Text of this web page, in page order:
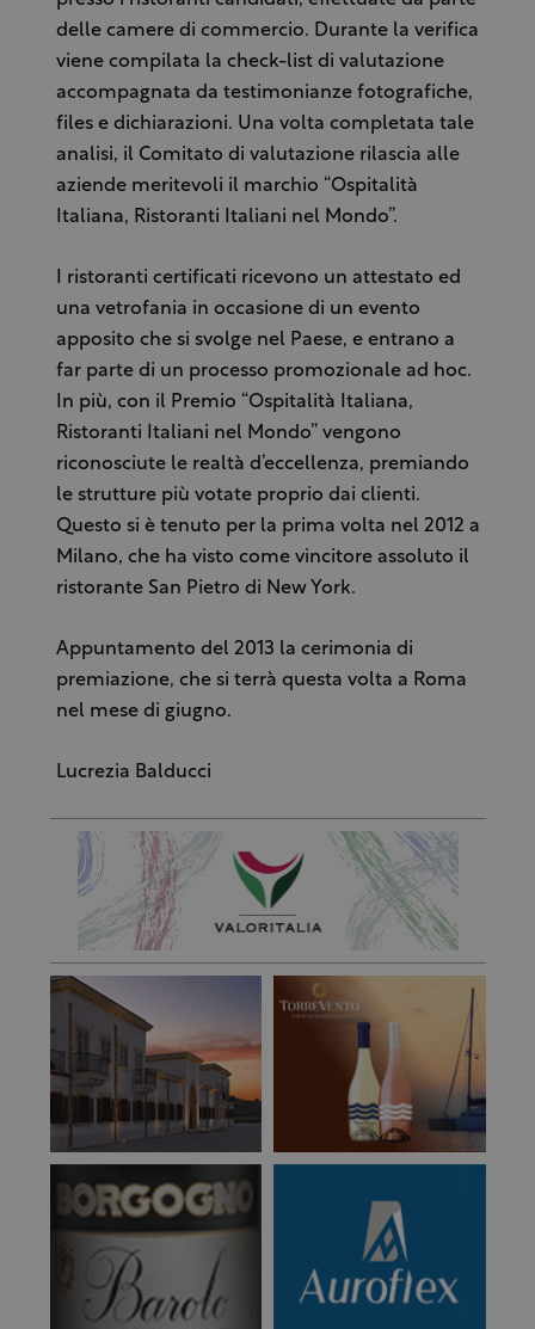
delle camere di commercio. Durante la verifica
viene compilata la check-list di valutazione
accompagnata da testimonianze fotografiche,
files e dichiarazioni. Una volta completata tale
analisi, il Comitato di valutazione rilascia alle
aziende meritevoli il marchio “Ospitalità
Italiana, Ristoranti Italiani nel Mondo”.
I ristoranti certificati ricevono un attestato ed
una vetrofania in occasione di un evento
apposito che si svolge nel Paese, e entrano a
far parte di un processo promozionale ad hoc.
In più, con il Premio “Ospitalità Italiana,
Ristoranti Italiani nel Mondo” vengono
riconosciute le realtà d’eccellenza, premiando
le strutture più votate proprio dai clienti.
Questo si è tenuto per la prima volta nel 2012 a
Milano, che ha visto come vincitore assoluto il
ristorante San Pietro di New York.
Appuntamento del 2013 la cerimonia di
premiazione, che si terrà questa volta a Roma
nel mese di giugno.
Lucrezia Balducci